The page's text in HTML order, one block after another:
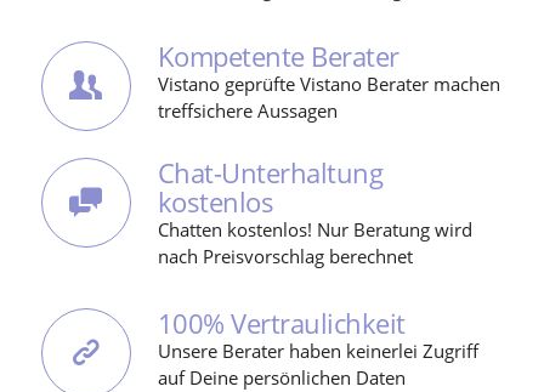
Kompetente Berater
Vistano geprüfte Vistano Berater machen
treffsichere Aussagen
Chat-Unterhaltung
kostenlos
Chatten kostenlos! Nur Beratung wird
nach Preisvorschlag berechnet
100% Vertraulichkeit
Unsere Berater haben keinerlei Zugriff
auf Deine persönlichen Daten